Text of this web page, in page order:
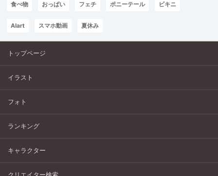
食べ物 おっぱい フェチ ポニーテール ビキニ
AIart スマホ動画 夏休み
トップページ
イラスト
フォト
ランキング
キャラクター